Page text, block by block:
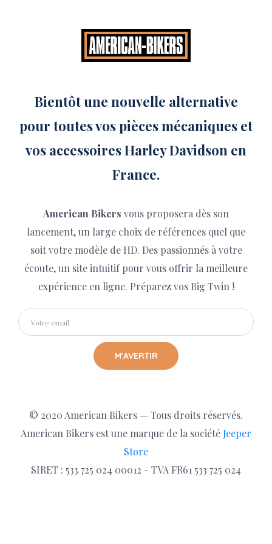
Bientôt une nouvelle alternative
pour toutes vos pièces mécaniques et
vos accessoires Harley Davidson en
France.
American Bikers vous proposera dès son
lancement, un large choix de références quel que
soit votre modèle de HD. Des passionnés à votre
écoute, un site intuitif pour vous offrir la meilleure
expérience en ligne. Préparez vos Big Twin !
M'AVERTIR
© 2020 American Bikers — Tous droits réservés.
American Bikers est une marque de la sociétéJeeper
Store
SIRET : 533 725 024 00012 - TVA FR61 533 725 024